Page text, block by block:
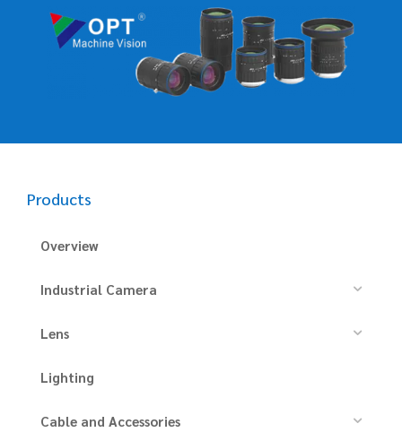
Products
Overview
Industrial Camera
Lens
Lighting
Cable and Accessories